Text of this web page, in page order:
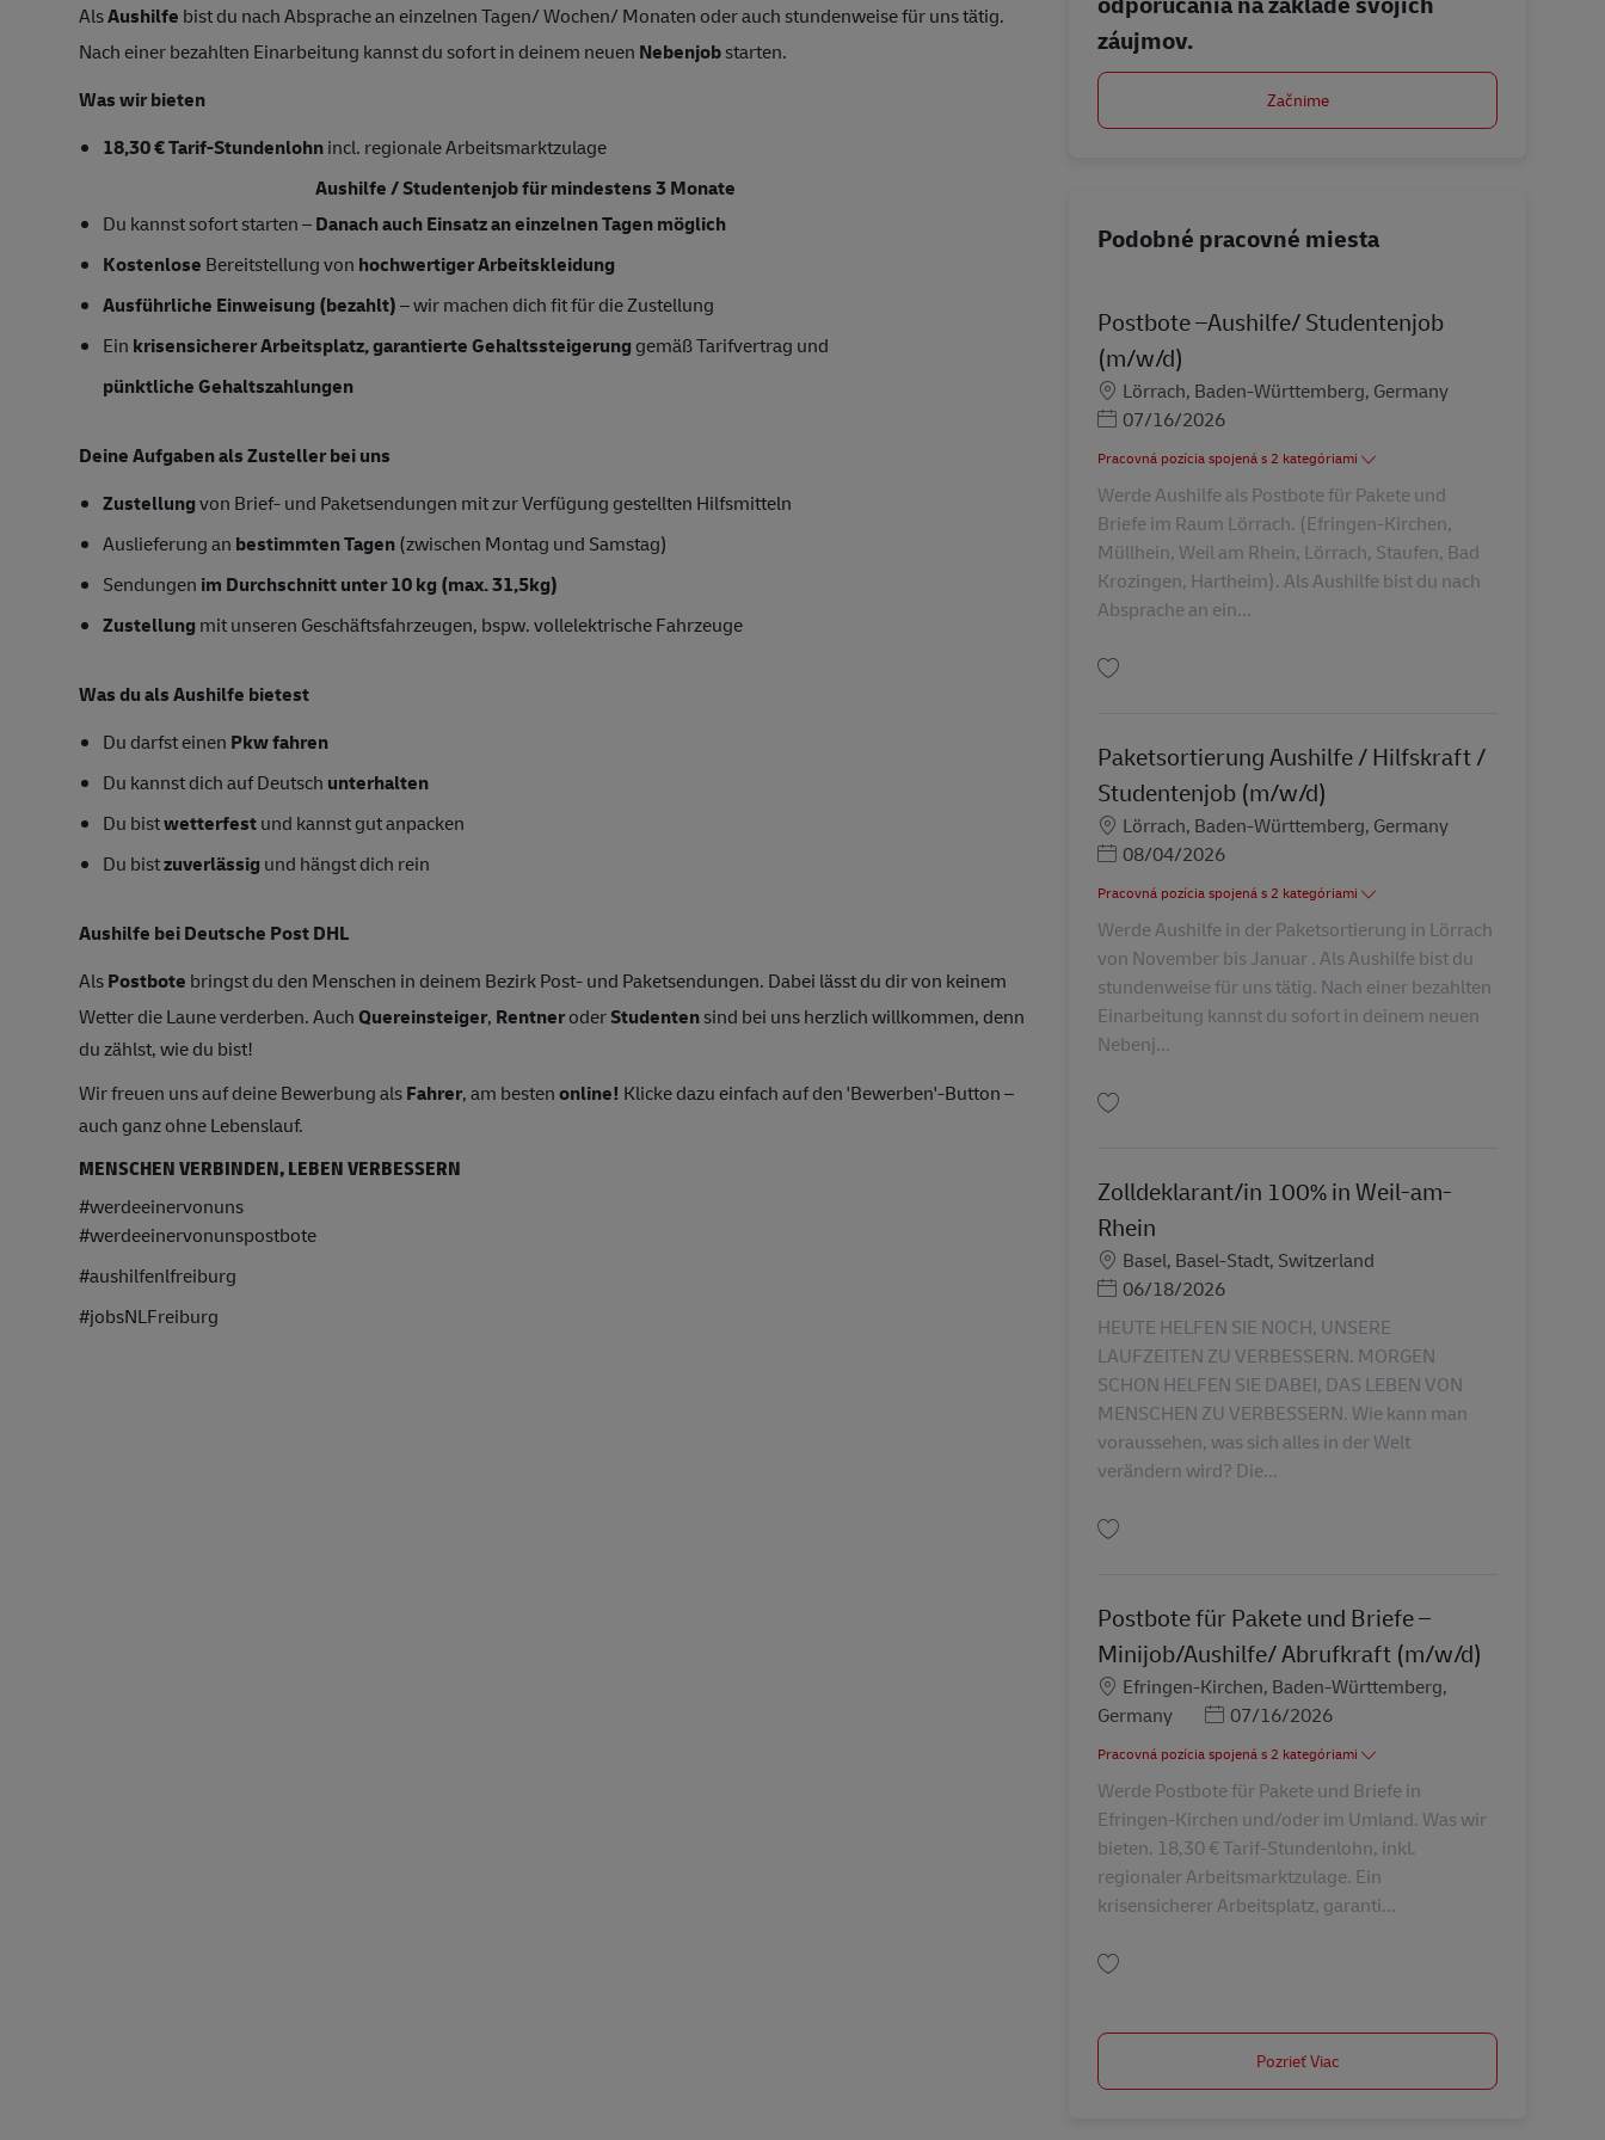
AlsAushilfe bist du nach Absprache an einzelnen Tagen/ Wochen/ Monaten oder auch stundenweise für uns tätig.
Nach einer bezahlten Einarbeitung kannst du sofort in deinem neuen Nebenjobstarten.
Was wir bieten
18,30 € Tarif-Stundenlohnincl. regionale Arbeitsmarktzulage
Du kannst sofort starten –
Aushilfe / Studentenjob für mindestens 3 Monate
Danach auch Einsatz an einzelnen Tagen möglich
Kostenlose Bereitstellung von hochwertiger Arbeitskleidung
Ausführliche Einweisung (bezahlt)– wir machen dich fit für die Zustellung
Ein krisensicherer Arbeitsplatz, garantierte Gehaltssteigerung gemäß Tarifvertrag und
pünktliche Gehaltszahlungen
Deine Aufgaben als Zusteller bei uns
Zustellungvon Brief- und Paketsendungen mit zur Verfügung gestellten Hilfsmitteln
Auslieferung an bestimmten Tagen(zwischen Montag und Samstag)
Sendungen im Durchschnitt unter 10 kg (max. 31,5kg)
Zustellung mit unseren Geschäftsfahrzeugen, bspw. vollelektrische Fahrzeuge
Was du als Aushilfe bietest
Du darfst einen Pkw fahren
Du kannst dich auf Deutsch unterhalten
Du bistwetterfestund kannst gut anpacken
Du bistzuverlässig und hängst dich rein
Aushilfe bei Deutsche Post DHL
AlsPostbote bringst du den Menschen in deinem Bezirk Post- und Paketsendungen. Dabei lässt du dir von keinem
Wetter die Laune verderben. AuchQuereinsteiger, RentneroderStudentensind bei uns herzlich willkommen, denn
du zählst, wie du bist!
Wir freuen uns auf deine Bewerbung alsFahrer, am bestenonline! Klicke dazu einfach auf den 'Bewerben'-Button –
auch ganz ohne Lebenslauf.
MENSCHEN VERBINDEN, LEBEN VERBESSERN
#werdeeinervonuns
#werdeeinervonunspostbote
#aushilfenlfreiburg
#jobsNLFreiburg
záujmov.
Začnime
Podobné pracovné miesta
Postbote –Aushilfe/ Studentenjob
(m/w/d)
Miesto
Lörrach, Baden-Württemberg, Germany
Posted Date
07/16/2026
Pracovná pozícia spojená s 2 kategóriami
Werde Aushilfe als Postbote für Pakete und
Briefe im Raum Lörrach. (Efringen-Kirchen,
Müllhein, Weil am Rhein, Lörrach, Staufen, Bad
Krozingen, Hartheim). Als Aushilfe bist du nach
Absprache an ein...
Paketsortierung Aushilfe / Hilfskraft /
Studentenjob (m/w/d)
Miesto
Lörrach, Baden-Württemberg, Germany
Posted Date
08/04/2026
Pracovná pozícia spojená s 2 kategóriami
Werde Aushilfe in der Paketsortierung in Lörrach
von November bis Januar . Als Aushilfe bist du
stundenweise für uns tätig. Nach einer bezahlten
Einarbeitung kannst du sofort in deinem neuen
Nebenj...
Zolldeklarant/in 100% in Weil-am-
Rhein
MiestoBasel, Basel-Stadt, Switzerland
Posted Date
06/18/2026
HEUTE HELFEN SIE NOCH, UNSERE
LAUFZEITEN ZU VERBESSERN. MORGEN
SCHON HELFEN SIE DABEI, DAS LEBEN VON
MENSCHEN ZU VERBESSERN. Wie kann man
voraussehen, was sich alles in der Welt
verändern wird? Die...
Postbote für Pakete und Briefe –
Minijob/Aushilfe/ Abrufkraft (m/w/d)
Miesto
Efringen-Kirchen, Baden-Württemberg,
Germany
Posted Date
07/16/2026
Pracovná pozícia spojená s 2 kategóriami
Werde Postbote für Pakete und Briefe in
Efringen-Kirchen und/oder im Umland. Was wir
bieten. 18,30 € Tarif-Stundenlohn, inkl.
regionaler Arbeitsmarktzulage. Ein
krisensicherer Arbeitsplatz, garanti...
Pozrieť Viac